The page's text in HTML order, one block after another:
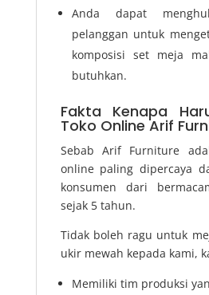
Anda dapat
pelanggan untuk
komposisi set meja
butuhkan.
Fakta Kenapa
Toko Online Arif
Sebab Arif Furniture
online paling dipercaya
konsumen dari
sejak 5 tahun.
Tidak boleh ragu untuk
ukir mewah kepada kami,
Memiliki tim produksi